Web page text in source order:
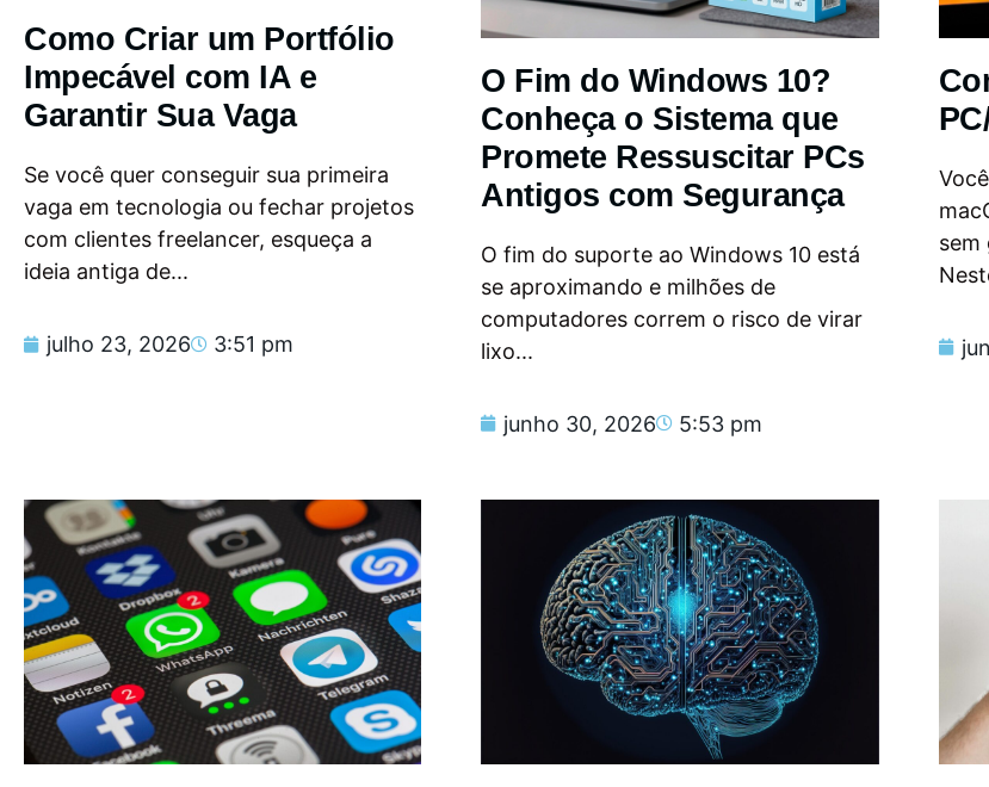
Como Criar um Portfólio
Impecável com IA e
Garantir Sua Vaga
Se você quer conseguir sua primeira
vaga em tecnologia ou fechar projetos
com clientes freelancer, esqueça a
ideia antiga de...
julho 23, 2026 3:51 pm
O Fim do Windows 10?
Conheça o Sistema que
Promete Ressuscitar PCs
Antigos com Segurança
O fim do suporte ao Windows 10 está
se aproximando e milhões de
computadores correm o risco de virar
lixo...
junho 30, 2026 5:53 pm
sem